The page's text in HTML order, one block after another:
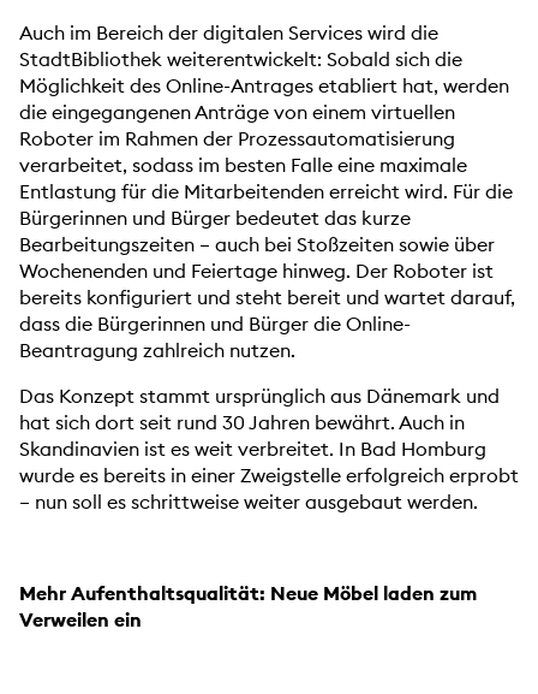
Auch im Bereich der digitalen Services wird die
StadtBibliothek weiterentwickelt: Sobald sich die
Möglichkeit des Online-Antrages etabliert hat, werden
die eingegangenen Anträge von einem virtuellen
Roboter im Rahmen der Prozessautomatisierung
verarbeitet, sodass im besten Falle eine maximale
Entlastung für die Mitarbeitenden erreicht wird. Für die
Bürgerinnen und Bürger bedeutet das kurze
Bearbeitungszeiten – auch bei Stoßzeiten sowie über
Wochenenden und Feiertage hinweg. Der Roboter ist
bereits konfiguriert und steht bereit und wartet darauf,
dass die Bürgerinnen und Bürger die Online-
Beantragung zahlreich nutzen.
Das Konzept stammt ursprünglich aus Dänemark und
hat sich dort seit rund 30 Jahren bewährt. Auch in
Skandinavien ist es weit verbreitet. In Bad Homburg
wurde es bereits in einer Zweigstelle erfolgreich erprobt
– nun soll es schrittweise weiter ausgebaut werden.
Mehr Aufenthaltsqualität: Neue Möbel laden zum
Verweilen ein